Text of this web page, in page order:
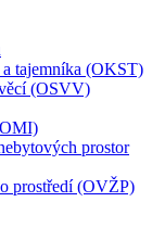
a tajemníka (OKST)
(OSVV)
prostor
prostředí (OVŽP)